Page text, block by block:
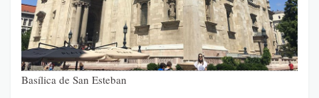
Basílica de San Esteban